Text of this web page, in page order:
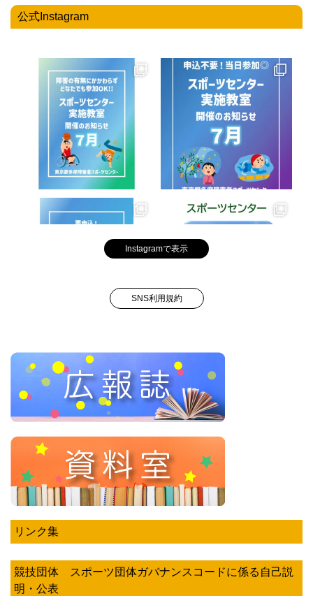
公式Instagram
Instagramで表示
SNS利用規約
リンク集
競技団体 スポーツ団体ガバナンスコードに係る自己説
明・公表